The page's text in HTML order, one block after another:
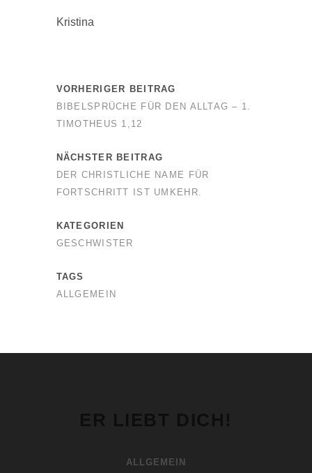
Kristina
VORHERIGER BEITRAG
BIBELSPRÜCHE FÜR DEN ALLTAG – 1.
TIMOTHEUS 1,12
NÄCHSTER BEITRAG
DER CHRISTLICHE NAME FÜR
FORTSCHRITT IST UMKEHR.
KATEGORIEN
GESCHWISTER
TAGS
ALLGEMEIN
ALLGEMEIN